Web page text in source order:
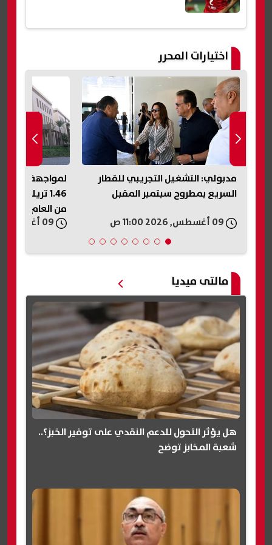
اختيارات المحرر
مدبولي: التشغيل التجريبي للقطار
السريع بمطروح سبتمبر المقبل
لمواجهة
من العام
مالتى ميديا
هل يؤثر التحول للدعم النقدي على توفير الخبز؟..
شعبة المخابز توضح